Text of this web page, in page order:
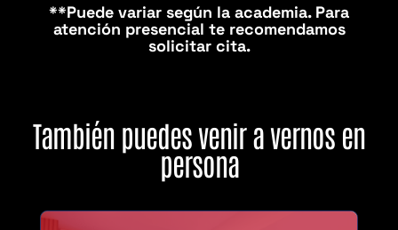
**Puede variar según la academia. Para
atención presencial te recomendamos
solicitar cita.
También puedes venir a vernos en
persona